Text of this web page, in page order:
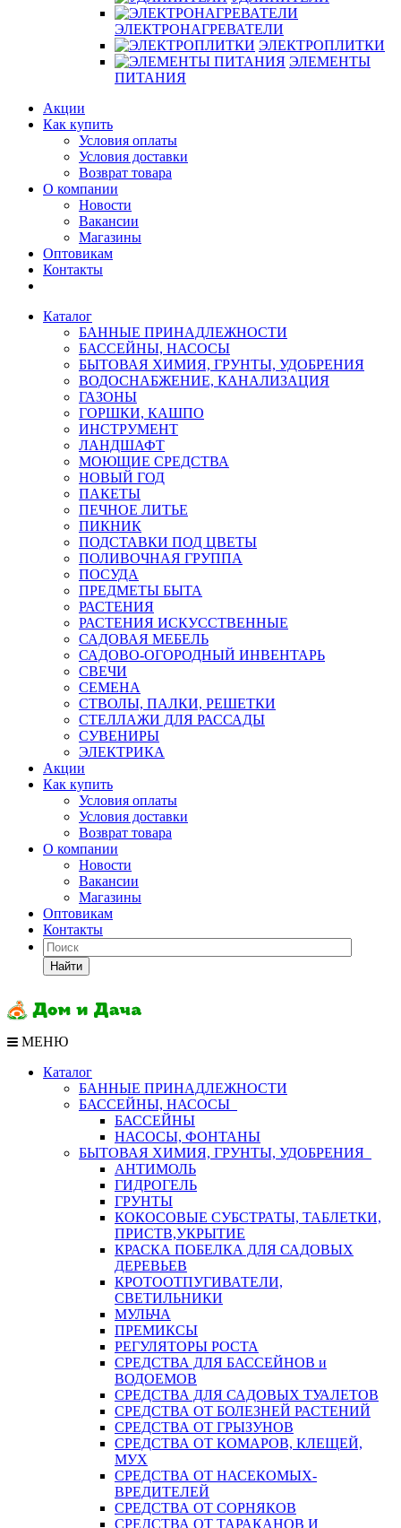
ЭЛЕКТРОНАГРЕВАТЕЛИ
ЭЛЕКТРОПЛИТКИ
ЭЛЕМЕНТЫ
ПИТАНИЯ
Акции
Как купить
Условия оплаты
Условия доставки
Возврат товара
О компании
Новости
Вакансии
Магазины
Оптовикам
Контакты
Каталог
БАННЫЕ ПРИНАДЛЕЖНОСТИ
БАССЕЙНЫ, НАСОСЫ
БЫТОВАЯ ХИМИЯ, ГРУНТЫ, УДОБРЕНИЯ
ВОДОСНАБЖЕНИЕ, КАНАЛИЗАЦИЯ
ГАЗОНЫ
ГОРШКИ, КАШПО
ИНСТРУМЕНТ
ЛАНДШАФТ
МОЮЩИЕ СРЕДСТВА
НОВЫЙ ГОД
ПАКЕТЫ
ПЕЧНОЕ ЛИТЬЕ
ПИКНИК
ПОДСТАВКИ ПОД ЦВЕТЫ
ПОЛИВОЧНАЯ ГРУППА
ПОСУДА
ПРЕДМЕТЫ БЫТА
РАСТЕНИЯ
РАСТЕНИЯ ИСКУССТВЕННЫЕ
САДОВАЯ МЕБЕЛЬ
САДОВО-ОГОРОДНЫЙ ИНВЕНТАРЬ
СВЕЧИ
СЕМЕНА
СТВОЛЫ, ПАЛКИ, РЕШЕТКИ
СТЕЛЛАЖИ ДЛЯ РАССАДЫ
СУВЕНИРЫ
ЭЛЕКТРИКА
Акции
Как купить
Условия оплаты
Условия доставки
Возврат товара
О компании
Новости
Вакансии
Магазины
Оптовикам
Контакты
Найти
МЕНЮ
Каталог
БАННЫЕ ПРИНАДЛЕЖНОСТИ
БАССЕЙНЫ, НАСОСЫ
БАССЕЙНЫ
НАСОСЫ, ФОНТАНЫ
БЫТОВАЯ ХИМИЯ, ГРУНТЫ, УДОБРЕНИЯ
АНТИМОЛЬ
ГИДРОГЕЛЬ
ГРУНТЫ
КОКОСОВЫЕ СУБСТРАТЫ, ТАБЛЕТКИ,
ПРИСТВ,УКРЫТИЕ
КРАСКА ПОБЕЛКА ДЛЯ САДОВЫХ
ДЕРЕВЬЕВ
КРОТООТПУГИВАТЕЛИ,
СВЕТИЛЬНИКИ
МУЛЬЧА
ПРЕМИКСЫ
РЕГУЛЯТОРЫ РОСТА
СРЕДСТВА ДЛЯ БАССЕЙНОВ и
ВОДОЕМОВ
СРЕДСТВА ДЛЯ САДОВЫХ ТУАЛЕТОВ
СРЕДСТВА ОТ БОЛЕЗНЕЙ РАСТЕНИЙ
СРЕДСТВА ОТ ГРЫЗУНОВ
СРЕДСТВА ОТ КОМАРОВ, КЛЕЩЕЙ,
МУХ
СРЕДСТВА ОТ НАСЕКОМЫХ-
ВРЕДИТЕЛЕЙ
СРЕДСТВА ОТ СОРНЯКОВ
СРЕДСТВА ОТ ТАРАКАНОВ И